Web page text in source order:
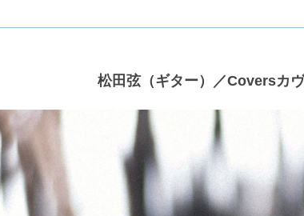
松田弦（ギター）／Coversカ